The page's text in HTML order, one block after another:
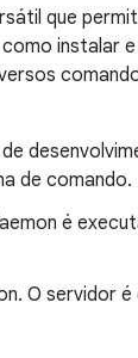
que
instalar
de comando.
é
O servidor